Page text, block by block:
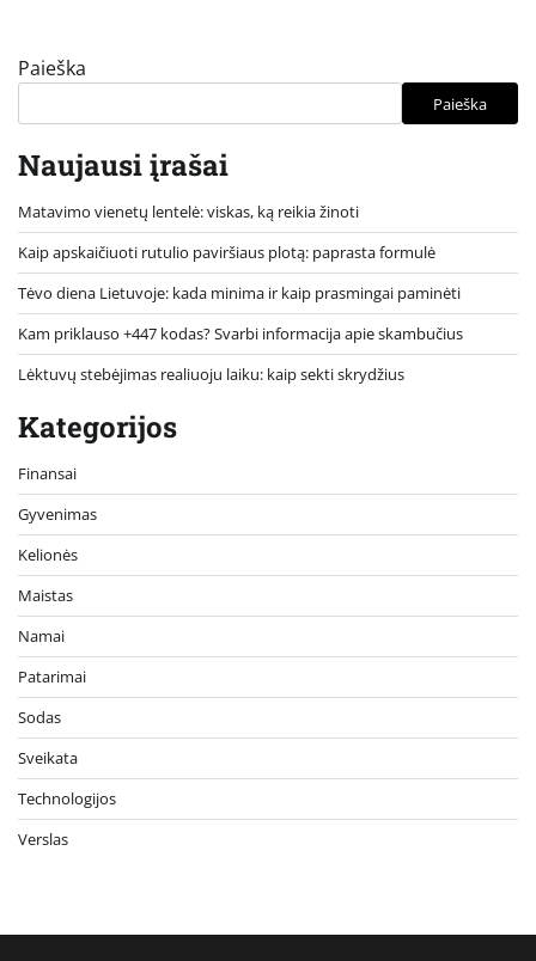
Paieška
Paieška
Naujausi įrašai
Matavimo vienetų lentelė: viskas, ką reikia žinoti
Kaip apskaičiuoti rutulio paviršiaus plotą: paprasta formulė
Tėvo diena Lietuvoje: kada minima ir kaip prasmingai paminėti
Kam priklauso +447 kodas? Svarbi informacija apie skambučius
Lėktuvų stebėjimas realiuoju laiku: kaip sekti skrydžius
Kategorijos
Finansai
Gyvenimas
Kelionės
Maistas
Namai
Patarimai
Sodas
Sveikata
Technologijos
Verslas